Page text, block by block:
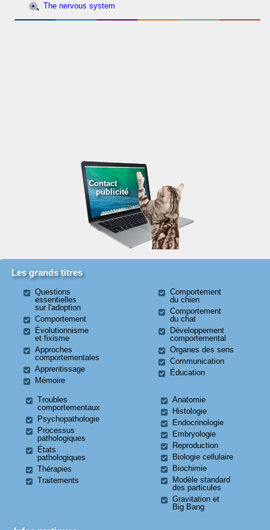
The nervous system
Contact
publicité
Les grands titres
Questions
essentielles
sur l'adoption
Comportement
Évolutionnisme
et fixisme
Approches
comportementales
Apprentissage
Mémoire
Comportement
du chien
Comportement
du chat
Développement
comportemental
Organes des sens
Communication
Éducation
Troubles
comportementaux
Psychopathologie
Processus
pathologiques
États
pathologiques
Thérapies
Traitements
Anatomie
Histologie
Endocrinologie
Embryologie
Reproduction
Biologie cellulaire
Biochimie
Modèle standard
des particules
Gravitation et
Big Bang